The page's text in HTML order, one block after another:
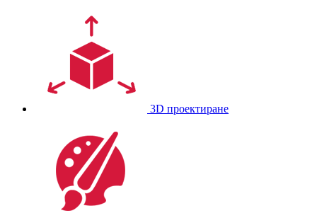
3D проектиране